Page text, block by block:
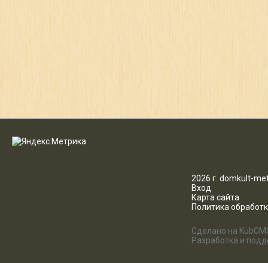
2026 г. domkult-
Вход
Карта сайта
Политика
Сделано на
Разработка и